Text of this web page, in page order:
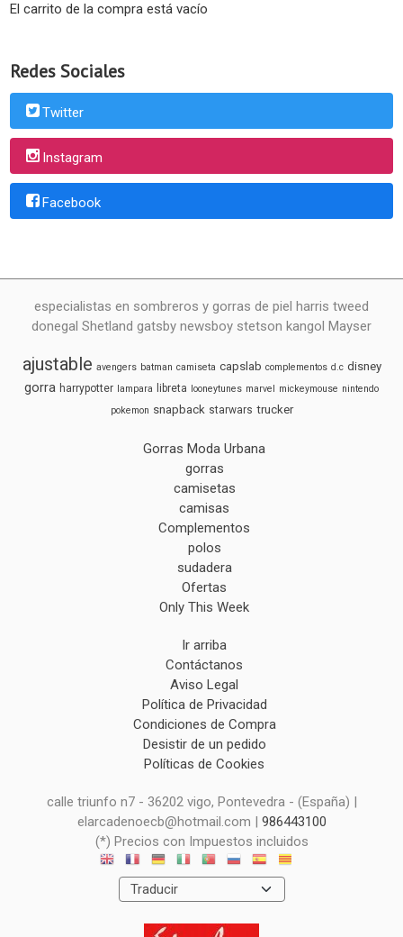
El carrito de la compra está vacío
Redes Sociales
Twitter
Instagram
Facebook
especialistas en sombreros y gorras de piel harris tweed
donegal Shetland gatsby newsboy stetson kangol Mayser
ajustable avengers batman camiseta capslab complementos d.c disney
gorra harrypotter lampara libreta looneytunes marvel mickeymouse nintendo
pokemon snapback starwars trucker
Gorras Moda Urbana
gorras
camisetas
camisas
Complementos
polos
sudadera
Ofertas
Only This Week
Ir arriba
Contáctanos
Aviso Legal
Política de Privacidad
Condiciones de Compra
Desistir de un pedido
Políticas de Cookies
calle triunfo n7 - 36202 vigo, Pontevedra - (España) |
elarcadenoecb@hotmail.com | 986443100
(*) Precios con Impuestos incluidos